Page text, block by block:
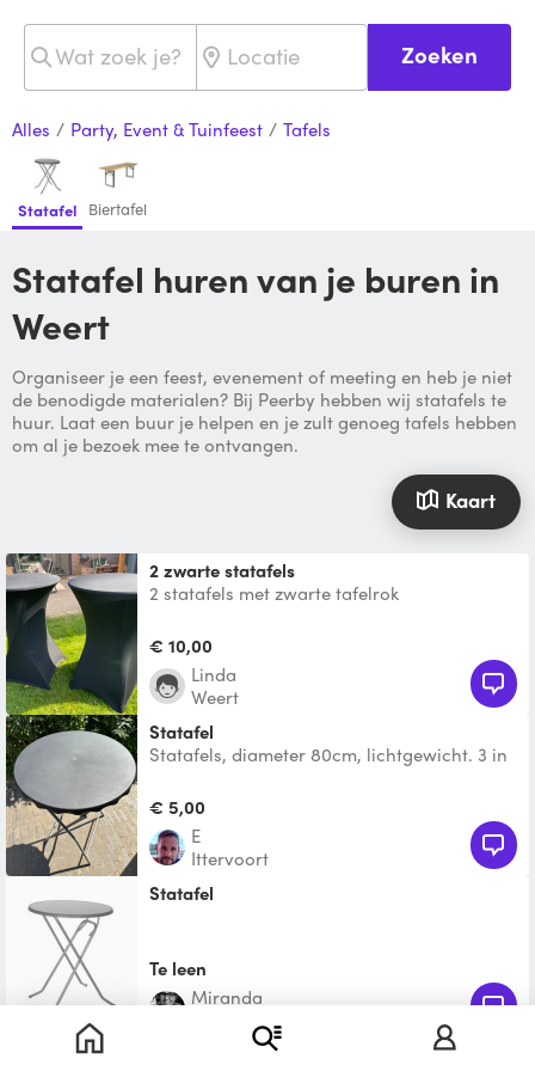
Zoeken
Alles / Party, Event & Tuinfeest / Tafels
Statafel Biertafel
Statafel huren van je buren in
Weert
Organiseer je een feest, evenement of meeting en heb je niet
de benodigde materialen? Bij Peerby hebben wij statafels te
huur. Laat een buur je helpen en je zult genoeg tafels hebben
om al je bezoek mee te ontvangen.
Kaart
2 zwarte statafels
2 statafels met zwarte tafelrok
€ 10,00
Linda
Weert
Statafel
Statafels, diameter 80cm, lichtgewicht. 3 in
€ 5,00
E
Ittervoort
Statafel
Te leen
Miranda